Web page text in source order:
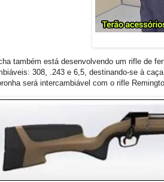
também está desenvolvendo um rifle de
308, .243 e 6,5, destinando-se à
será intercambiável com o rifle